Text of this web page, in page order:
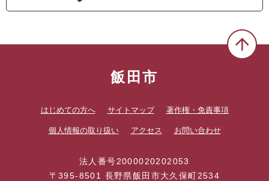
飯田市
はじめての方へ サイトマップ 著作権・免責事項
個人情報の取り扱い アクセス お問い合わせ
法人番号2000020202053
〒395-8501 長野県飯田市大久保町2534